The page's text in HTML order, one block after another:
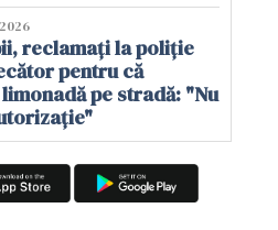
reclamați la poliție
pentru că
pe stradă: "Nu